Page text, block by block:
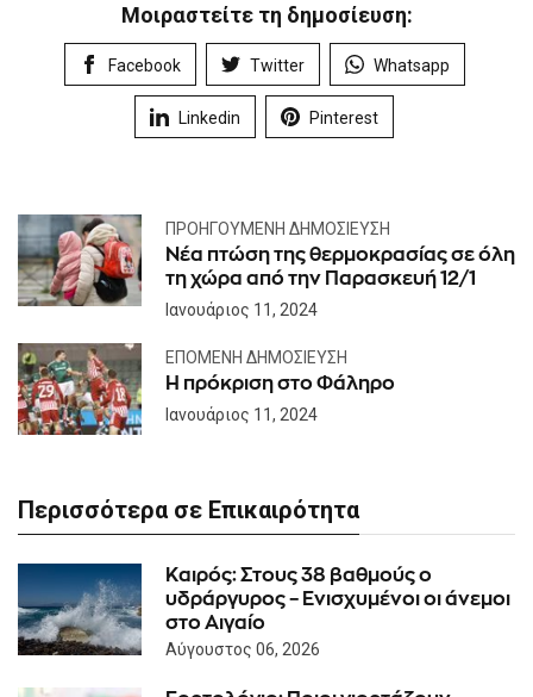
Μοιραστείτε τη δημοσίευση:
Facebook Twitter Whatsapp
Linkedin Pinterest
ΠΡΟΗΓΟΎΜΕΝΗ ΔΗΜΟΣΊΕΥΣΗ
Nέα πτώση της θερμοκρασίας σε όλη
τη χώρα από την Παρασκευή 12/1
Ιανουάριος 11, 2024
ΕΠΌΜΕΝΗ ΔΗΜΟΣΊΕΥΣΗ
Η πρόκριση στο Φάληρο
Ιανουάριος 11, 2024
Περισσότερα σε Επικαιρότητα
Καιρός: Στους 38 βαθμούς ο
υδράργυρος – Ενισχυμένοι οι άνεμοι
στο Αιγαίο
Αύγουστος 06, 2026